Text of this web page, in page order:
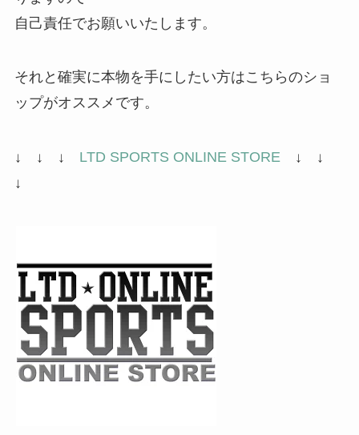
自己責任でお願いいたします。
それと確実に本物を手にしたい方はこちらのショ
ップがオススメです。
↓ ↓ ↓ LTD SPORTS ONLINE STORE↓ ↓
↓